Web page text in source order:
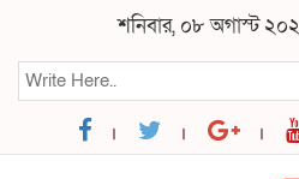
শনিবার, ০৮ অগাস্ট